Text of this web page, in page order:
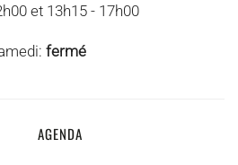
et 13h15 - 17h00
fermé
AGENDA